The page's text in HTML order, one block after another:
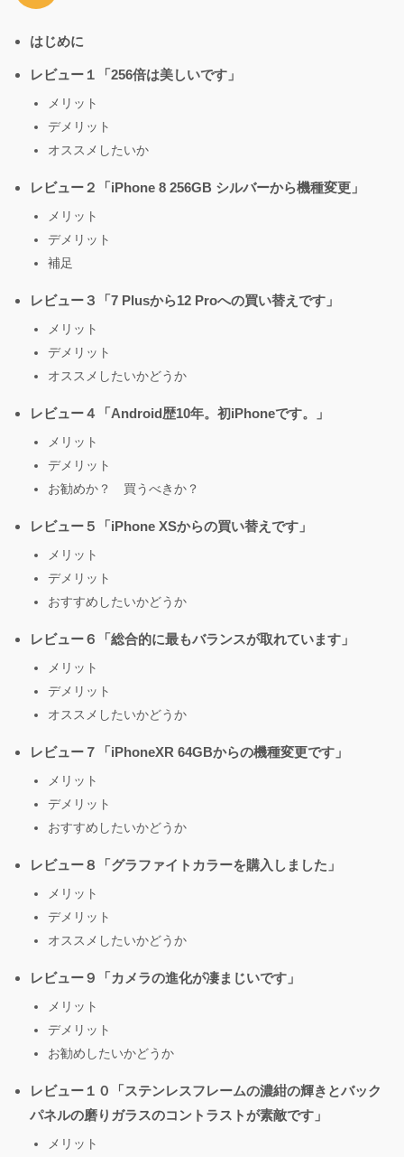
はじめに
レビュー１「256倍は美しいです」
メリット
デメリット
オススメしたいか
レビュー２「iPhone 8 256GB シルバーから機種変更」
メリット
デメリット
補足
レビュー３「7 Plusから12 Proへの買い替えです」
メリット
デメリット
オススメしたいかどうか
レビュー４「Android歴10年。初iPhoneです。」
メリット
デメリット
お勧めか？ 買うべきか？
レビュー５「iPhone XSからの買い替えです」
メリット
デメリット
おすすめしたいかどうか
レビュー６「総合的に最もバランスが取れています」
メリット
デメリット
オススメしたいかどうか
レビュー７「iPhoneXR 64GBからの機種変更です」
メリット
デメリット
おすすめしたいかどうか
レビュー８「グラファイトカラーを購入しました」
メリット
デメリット
オススメしたいかどうか
レビュー９「カメラの進化が凄まじいです」
メリット
デメリット
お勧めしたいかどうか
レビュー１０「ステンレスフレームの濃紺の輝きとバック
パネルの磨りガラスのコントラストが素敵です」
メリット